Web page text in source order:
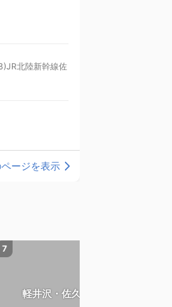
ージを表示
7
軽井沢・佐久